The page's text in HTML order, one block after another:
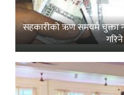
सहकारीको ऋण समयमै चुक्ता
गरिने